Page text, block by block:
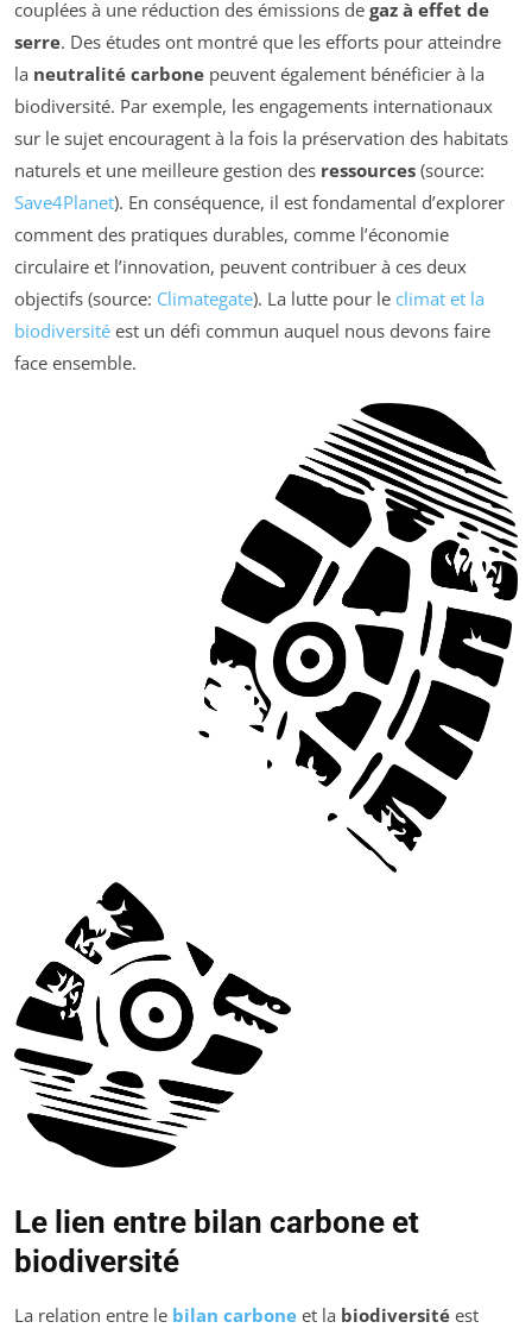
couplées à une réduction des émissions de gaz à effet de
serre. Des études ont montré que les efforts pour atteindre
la neutralité carbone peuvent également bénéficier à la
biodiversité. Par exemple, les engagements internationaux
sur le sujet encouragent à la fois la préservation des habitats
naturels et une meilleure gestion des ressources (source:
Save4Planet). En conséquence, il est fondamental d’explorer
comment des pratiques durables, comme l’économie
circulaire et l’innovation, peuvent contribuer à ces deux
objectifs (source: Climategate). La lutte pour le climat et la
biodiversité est un défi commun auquel nous devons faire
face ensemble.
Le lien entre bilan carbone et
biodiversité
La relation entre le bilan carbone et la biodiversité est